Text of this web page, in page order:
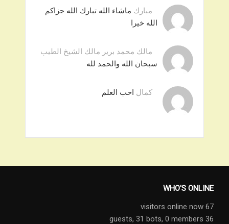
مبارك ماشاء الله تبارك الله جزاكم
الله خيرا
مالك محمد برير مالك الشيخ الطيب
سبحان الله والحمد لله
كمال احب العلم
WHO'S ONLINE
67 visitors online now
36 guests,
31 bots, 0 members